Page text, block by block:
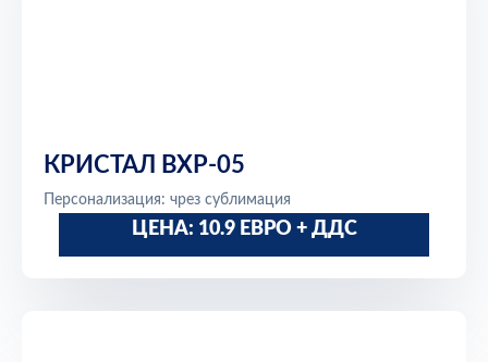
КРИСТАЛ BXP-05
Персонализация: чрез сублимация
ЦЕНА: 10.9 ЕВРО + ДДС